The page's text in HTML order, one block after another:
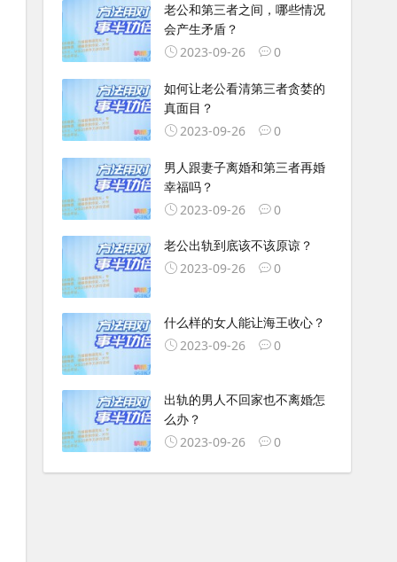
老公和第三者之间，哪些情况
会产生矛盾？
2023-09-26
0
如何让老公看清第三者贪婪的
真面目？
2023-09-26
0
男人跟妻子离婚和第三者再婚
幸福吗？
2023-09-26
0
老公出轨到底该不该原谅？
2023-09-26
0
什么样的女人能让海王收心？
2023-09-26
0
出轨的男人不回家也不离婚怎
么办？
2023-09-26
0